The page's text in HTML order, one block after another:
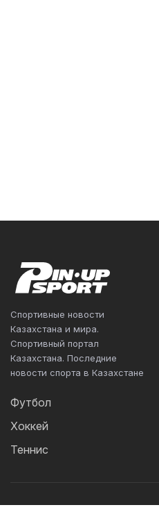
Спортивные новости
Казахстана и мира.
Спортивный портал
Казахстана. Последние
новости спорта в Казахстане
Футбол
Хоккей
Теннис